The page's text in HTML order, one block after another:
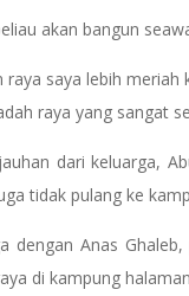
akan bangun
raya saya lebih
raya yang sangat
dari keluarga,
tidak pulang ke
dengan Anas
di kampung